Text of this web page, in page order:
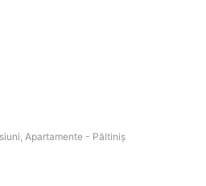
Apartamente - Păltiniş